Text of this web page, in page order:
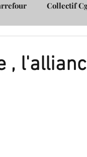
Collectif
Vénissieux
,